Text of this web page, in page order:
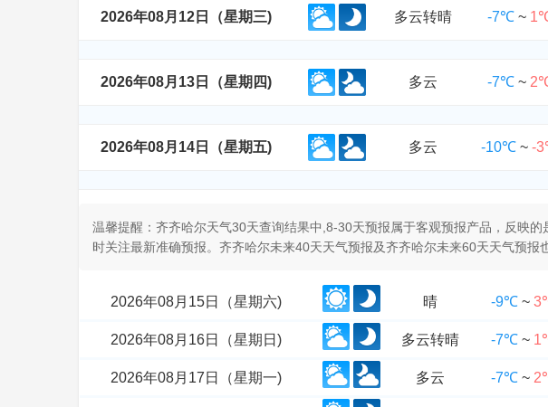
2026年08月12日（星期三) 多云转晴 -7℃ ~
2026年08月13日（星期四) 多云 -7℃ ~
2026年08月14日（星期五) 多云 -10℃ ~ -
温馨提醒：齐齐哈尔天气30天查询结果中,8-30天预报属于客观预报产品，反映
时关注最新准确预报。齐齐哈尔未来40天天气预报及齐齐哈尔未来60天天气预报
2026年08月15日（星期六) 晴 -9℃~
2026年08月16日（星期日) 多云转晴 -7℃~
2026年08月17日（星期一) 多云 -7℃~